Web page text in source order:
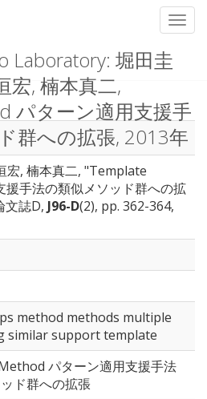
Laboratory: 堀田圭
宏, 楠本真二,
パターン適用支援手
群への拡張, 2013年
宏, 楠本真二, "Template
手法の類似メソッド群への拡
文誌D, J96-D(2), pp. 362-364,
method methods multiple
similar support template
パターン適用支援手法
ド群への拡張